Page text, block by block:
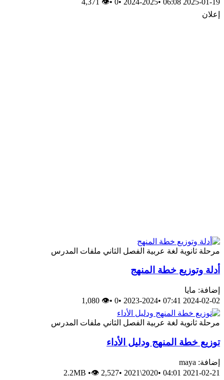
إعلان
مرحلة ثانوية لغة عربية الفصل الثاني ملفات المدرس
أدلة وتوزيع خطة المنهج
إضافة: مايا
2024-02-02 07:41
•
2023-2024
•
0
•
👁 1,080
مرحلة ثانوية لغة عربية الفصل الثاني ملفات المدرس
توزيع خطة المنهج ودليل الأداء
إضافة: maya
2021-02-21 04:01
•
2020\2021
•
2.2MB •👁 2,527